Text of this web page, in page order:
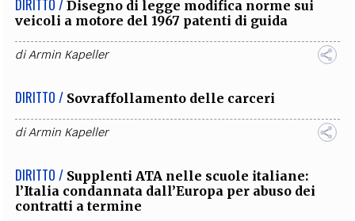
DIRITTO / Disegno di legge modifica norme sui
veicoli a motore del 1967 patenti di guida
diArmin Kapeller
DIRITTO / Sovraffollamento delle carceri
diArmin Kapeller
DIRITTO / Supplenti ATA nelle scuole italiane:
l’Italia condannata dall’Europa per abuso dei
contratti a termine